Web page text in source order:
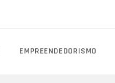
EMPREENDEDORISMO